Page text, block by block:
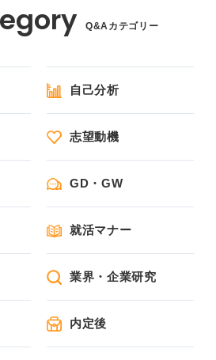
Q&Aカテゴリー
自己分析
志望動機
GD・GW
就活マナー
業界・企業研究
内定後